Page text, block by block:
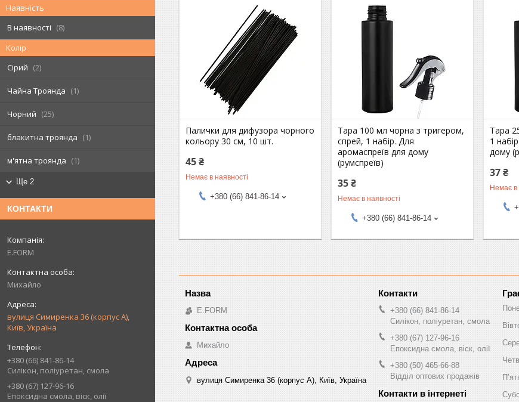
Наявність
В наявності
8
Колір
Сірий
2
Чайна Троянда 1
Чорний 25
блакитна троянда 1
м'ятна троянда 1
Ще 2
КОНТАКТИ
E.FORM
Михайло
вулиця Симиренка 36 (корпус А),
Київ, Україна
+380 (66) 841-86-14
Силікон, поліуретан, смола
+380 (67) 127-96-16
Епоксидна смола, віск, олії
Палички для дифузора чорного
кольору 30 см, 10 шт.
45 ₴
Немає в наявності
+380 (66) 841-86-14
Тара 100 мл чорна з тригером,
спрей, 1 набір. Для
аромаспреїв для дому
(румспреїв)
35 ₴
Немає в наявності
+380 (66) 841-86-14
Тара
1
дому
37 ₴
Немає в
E.FORM
Михайло
вулиця Симиренка 36 (корпус А), Київ, Україна
+380 (66) 841-86-14
Силікон, поліуретан, смола
+380 (67) 127-96-16
Епоксидна смола, віск, олії
+380 (50) 465-66-88
Відділ оптових продажів